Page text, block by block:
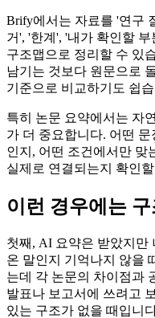
Brify에서는 자료를 '연구
거', '한계', '내가 확인할
구조맵으로 정리할 수 있
남기는 것보다 원문으로
기준으로 비교하기도 쉽
특히 논문 요약에서는 자
가 더 중요합니다. 어떤
인지, 어떤 조건에서만 맞
실제로 연결되는지 확인
이런 경우에는
첫째, AI 요약은 받았지만
온 말인지 기억나지 않을
는데 각 논문의 차이점과
발표나 보고서에 쓰려고
있는 구조가 없을 때입니